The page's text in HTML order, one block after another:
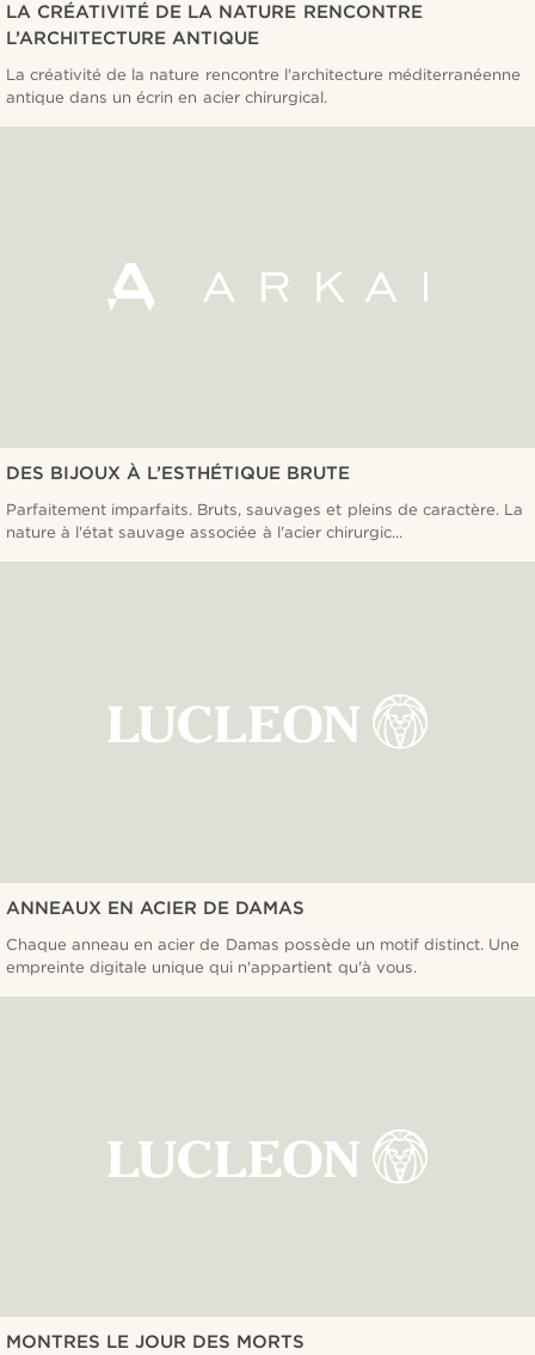
LA CRÉATIVITÉ DE LA NATURE RENCONTRE
L’ARCHITECTURE ANTIQUE
La créativité de la nature rencontre l'architecture méditerranéenne
antique dans un écrin en acier chirurgical.
DES BIJOUX À L’ESTHÉTIQUE BRUTE
Parfaitement imparfaits. Bruts, sauvages et pleins de caractère. La
nature à l'état sauvage associée à l'acier chirurgic...
ANNEAUX EN ACIER DE DAMAS
Chaque anneau en acier de Damas possède un motif distinct. Une
empreinte digitale unique qui n'appartient qu'à vous.
MONTRES LE JOUR DES MORTS